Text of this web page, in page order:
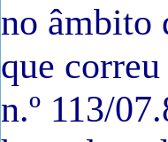
no âmbito
que
n.º 113/